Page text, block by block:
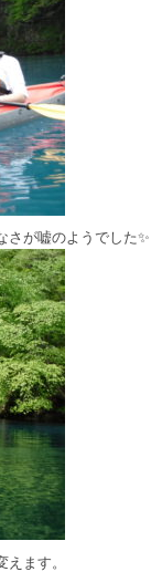
さが嘘のようでした✨
ます。